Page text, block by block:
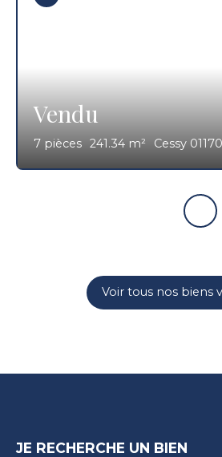
Vendu
7 pièces 241.34 m² Cessy 01170
Voir tous nos biens
JE RECHERCHE UN BIEN